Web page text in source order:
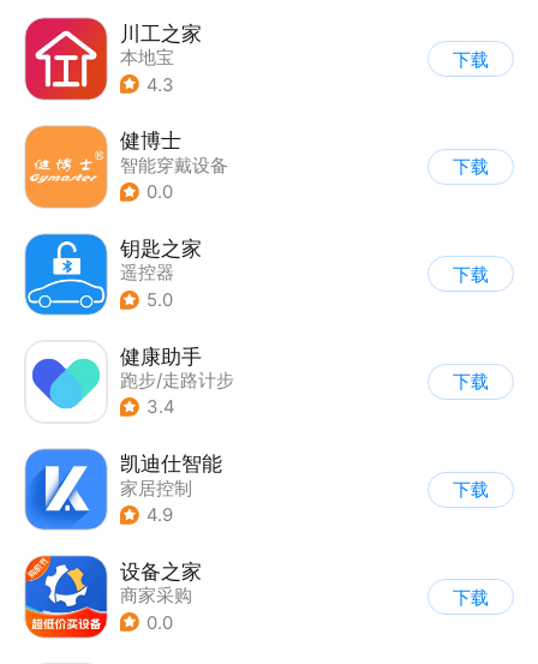
川工之家
本地宝
4.3
下载
健博士
智能穿戴设备
0.0
下载
钥匙之家
遥控器
5.0
下载
健康助手
跑步/走路计步
3.4
下载
凯迪仕智能
家居控制
4.9
下载
设备之家
商家采购
0.0
下载